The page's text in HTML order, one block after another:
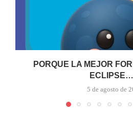
PORQUE LA MEJOR
5 de agosto de